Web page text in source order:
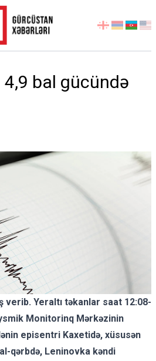
აირჩიეთ
bal gücündə
verib. Yeraltı təkanlar saat 12:08-
Monitorinq Mərkəzinin
episentri Kaxetidə, xüsusən
qərbdə, Leninovka kəndi